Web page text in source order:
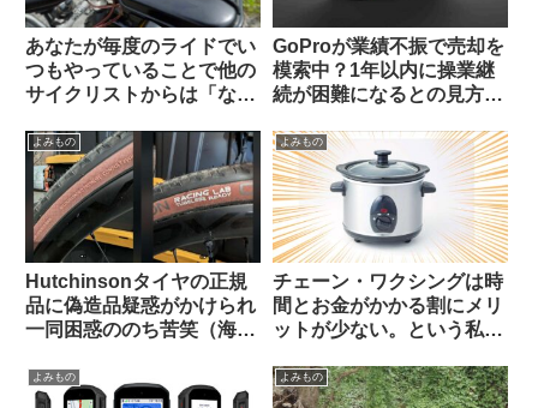
あなたが毎度のライドでい
つもやっていることで他の
サイクリストからは「なん
うなことを教えて下さい
【みんな違ってみんない
い】
GoProが業績不振で売却を
模索中？1年以内に操業継
続が困難になるとの見方も
よみもの
Hutchinsonタイヤの正規
品に偽造品疑惑がかけられ
一同困惑ののち苦笑（海外
よみもの
チェーン・ワクシングは時
間とお金がかかる割にメリ
ットが少ない。という私の
ト？】（海外掲示板から）
よみもの よみもの